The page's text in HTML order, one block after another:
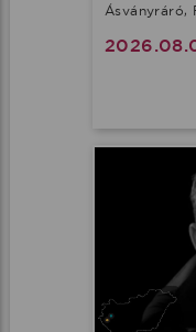
Ásványráró,